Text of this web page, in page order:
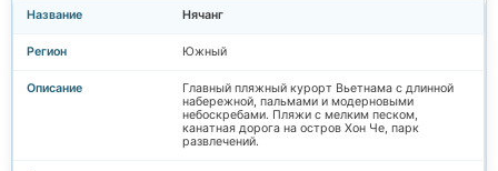
Нячанг
Южный
Главный пляжный курорт Вьетнама с длинной
набережной, пальмами и модерновыми
небоскребами. Пляжи с мелким песком,
канатная дорога на остров Хон Че, парк
развлечений.